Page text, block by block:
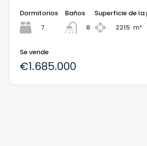
Dormitorios
7
Baños
8
Superficie de
2215 m²
Se vende
€1.685.000